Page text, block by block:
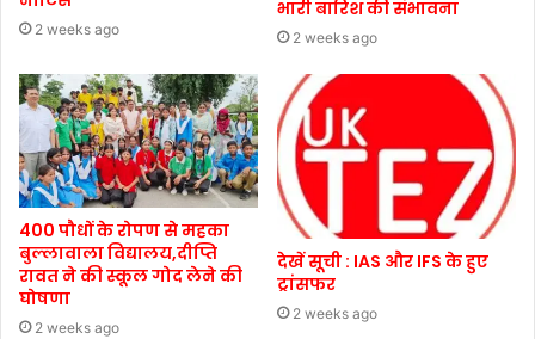
2 weeks ago
भारी बारिश की संभावना
2 weeks ago
400 पौधों के रोपण से महका
बुल्लावाला विद्यालय,दीप्ति
रावत ने की स्कूल गोद लेने की
घोषणा
2 weeks ago
देखें सूची : IAS और IFS के हुए
ट्रांसफर
2 weeks ago